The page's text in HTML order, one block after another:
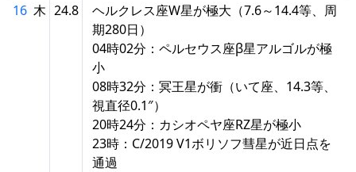
16 木 24.8
ヘルクレス座W星が極大（7.6～14.4等、周
期280日）
04時02分：ペルセウス座β星アルゴルが極
小
08時32分：冥王星が衝（いて座、14.3等、
視直径0.1″）
20時24分：カシオペヤ座RZ星が極小
23時：C/2019 V1ボリソフ彗星が近日点を
通過